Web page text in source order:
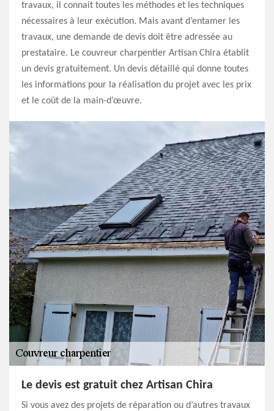
travaux, il connait toutes les méthodes et les techniques
nécessaires à leur exécution. Mais avant d’entamer les
travaux, une demande de devis doit être adressée au
prestataire. Le couvreur charpentier Artisan Chira établit
un devis gratuitement. Un devis détaillé qui donne toutes
les informations pour la réalisation du projet avec les prix
et le coût de la main-d’œuvre.
Le devis est gratuit chez Artisan Chira
Si vous avez des projets de réparation ou d’autres travaux